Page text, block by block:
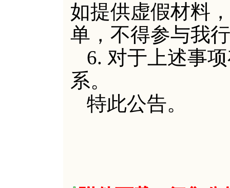
如提供虚假材料
单，不得参与我
6. 对于上述事
系。
特此公告。